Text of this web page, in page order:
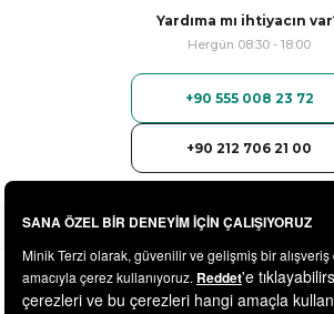
Yardıma mı ihtiyacın
Hergün 08:30 - 18:00
+90 555 008 23 72
+90 212 706 21 00
© 2025minikterzi.com - Tüm